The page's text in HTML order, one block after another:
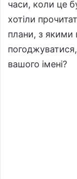
часи, коли це
хотіли
плани, з
погоджуватися,
вашого імені?